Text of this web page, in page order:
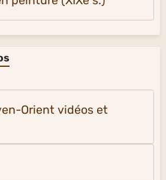
Orient vidéos et